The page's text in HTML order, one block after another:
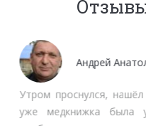
Андрей
Утром проснулся,
уже медкнижка была